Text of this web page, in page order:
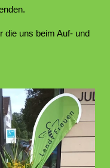
die uns beim Auf- und